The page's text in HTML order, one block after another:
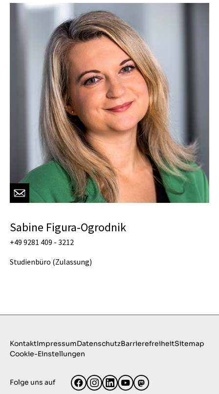
Sabine Figura-Ogrodnik
+49 9281 409 - 3212
Studienbüro (Zulassung)
KontaktImpressumDatenschutzBarrierefreiheitSitemap
Cookie-Einstellungen
Folge uns auf